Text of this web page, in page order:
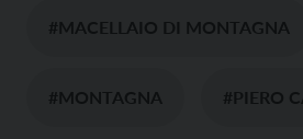
#MACELLAIO DI MONTAGNA
#MONTAGNA #PIERO